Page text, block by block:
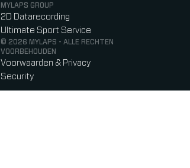
MYLAPS GROUP
2D Datarecording
Ultimate Sport Service
© 2026 MYLAPS - ALLE RECHTEN
VOORBEHOUDEN
Voorwaarden & Privacy
Security